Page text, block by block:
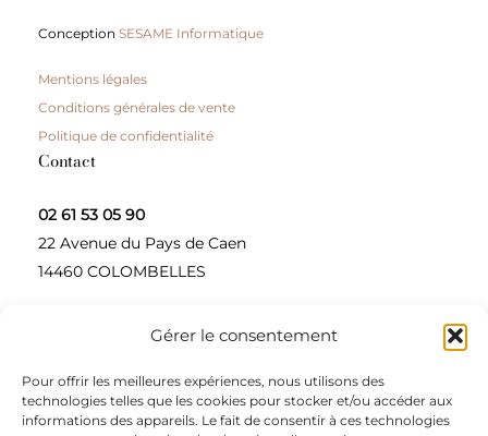
Gérer le consentement
Pour offrir les meilleures expériences, nous utilisons des
technologies telles que les cookies pour stocker et/ou accéder aux
informations des appareils. Le fait de consentir à ces technologies
ConceptionSESAME Informatique
Mentions légales
Conditions générales de vente
Politique de confidentialité
Contact
02 61 53 05 90
22 Avenue du Pays de Caen
14460 COLOMBELLES
Contactez-nous
A propos